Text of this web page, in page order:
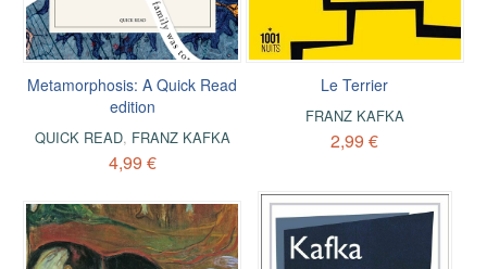
Metamorphosis: A Quick Read
edition
QUICK READ, FRANZ KAFKA
4,99 €
Le Terrier
FRANZ KAFKA
2,99 €